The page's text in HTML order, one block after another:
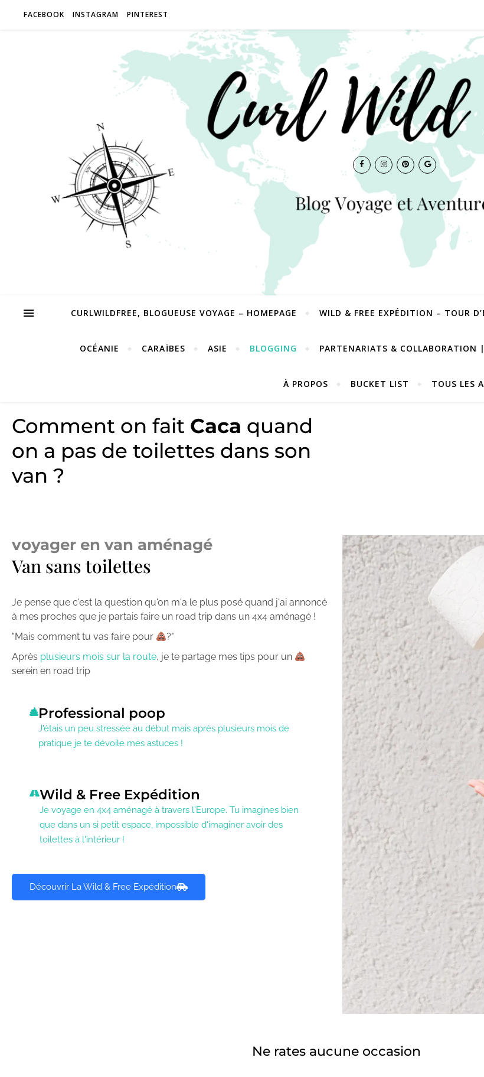
FACEBOOK INSTAGRAM PINTEREST
CURLWILDFREE, BLOGUEUSE VOYAGE – HOMEPAGE WILD & FREE EXPÉDITION – TOUR
OCÉANIE CARAÏBES ASIE BLOGGING PARTENARIATS & COLLABORATION
À PROPOS BUCKET LIST TOUS LES
Comment on fait Caca quand
on a pas de toilettes dans son
van ?
voyager en van aménagé
Van sans toilettes
Je pense que c'est la question qu'on m'a le plus posé quand j'ai annoncé
à mes proches que je partais faire un road trip dans un 4x4 aménagé !
"Mais comment tu vas faire pour
?"
Après plusieurs mois sur la route, je te partage mes tips pour un
serein en road trip
Professional poop
J'étais un peu stressée au début mais après plusieurs mois de
pratique je te dévoile mes astuces !
Wild & Free Expédition
Je voyage en 4x4 aménagé à travers l'Europe. Tu imagines bien
que dans un si petit espace, impossible d'imaginer avoir des
toilettes à l'intérieur !
Découvrir La Wild & Free Expédition
Ne rates aucune occasion